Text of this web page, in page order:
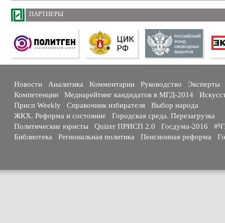
ПАРТНЕРЫ
Новости Аналитика Комментарии Руководство
Эксперты
Компетенции
Медиарейтинг кандидатов в МГД-2014
Присп Weekly
Справочник избирателя
Выбор народа
ЖКХ. Реформа и состояние
Городская среда. Перезагрузка
Политические юристы
Quizer ПРИСП 2.0 Госдума-2016
Библиотека
Региональная политика Пенсионная реформа